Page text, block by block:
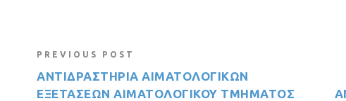
PREVIOUS POST
ΑΝΤΙΔΡΑΣΤΗΡΙΑ ΑΙΜΑΤΟΛΟΓΙΚΩΝ
ΕΞΕΤΑΣΕΩΝ ΑΙΜΑΤΟΛΟΓΙΚΟΥ ΤΜΗΜΑΤΟΣ